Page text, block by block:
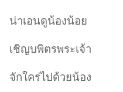
น่าเอนดูน้องน้อย
เชิญบพิตรพระเจ้า
จักใคร่ไปด้วยน้อง